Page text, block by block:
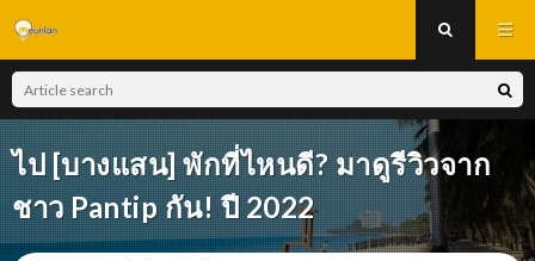
ไป [บางแสน] พักที่ไหนดี? มาดูรีวิวจาก
ชาว Pantip กัน! ปี 2022